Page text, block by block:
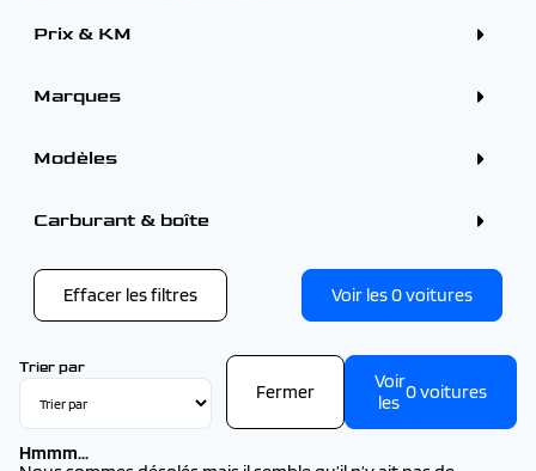
Prix & KM
Marques
BMW (2)
CITROEN (4)
FORD (1)
OMODA - JAECOO (1)
OPEL (1)
PEUGEOT (12)
SEAT (1)
Modèles
FORD
FORD KUGA (1)
Carburant & boîte
Effacer les filtres Voir les0voitures
Trier par
Fermer
Voir
les 0voitures
Hmmm...